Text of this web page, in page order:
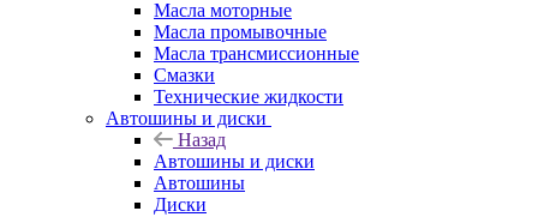
Масла моторные
Масла промывочные
Масла трансмиссионные
Смазки
Технические жидкости
Автошины и диски
Назад
Автошины и диски
Автошины
Диски